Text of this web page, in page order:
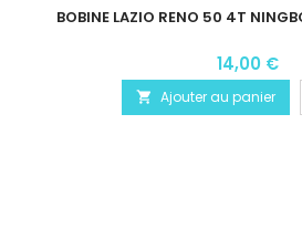
BOBINE LAZIO RENO 50 4T
14,00 €
 Ajouter au panier